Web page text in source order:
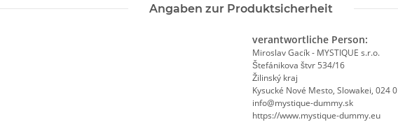
Angaben zur Produktsicherheit
verantwortliche Person:
Miroslav Gacík - MYSTIQUE s.r.o.
Štefánikova štvr 534/16
Žilinský kraj
Kysucké Nové Mesto, Slowakei, 024
info@mystique-dummy.sk
https://www.mystique-dummy.eu